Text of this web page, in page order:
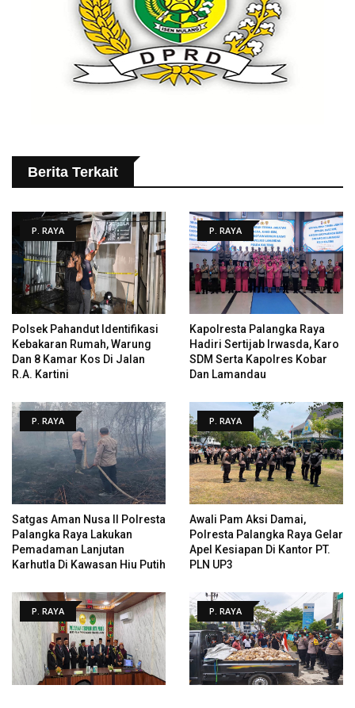
Berita Terkait
P. RAYA
Polsek Pahandut Identifikasi
Kebakaran Rumah, Warung
Dan 8 Kamar Kos Di Jalan
R.A. Kartini
P. RAYA
Kapolresta Palangka Raya
Hadiri Sertijab Irwasda, Karo
SDM Serta Kapolres Kobar
Dan Lamandau
P. RAYA
Satgas Aman Nusa II Polresta
Palangka Raya Lakukan
Pemadaman Lanjutan
Karhutla Di Kawasan Hiu Putih
P. RAYA
Awali Pam Aksi Damai,
Polresta Palangka Raya Gelar
Apel Kesiapan Di Kantor PT.
PLN UP3
P. RAYA P. RAYA